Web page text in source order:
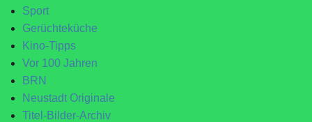
Sport
Gerüchteküche
Kino-Tipps
Vor 100 Jahren
BRN
Neustadt Originale
Titel-Bilder-Archiv